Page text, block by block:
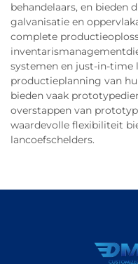
behandelaars, en bieden
galvanisatie en
complete
systemen en just-in-time
productieplanning van
bieden vaak
overstappen van
waardevolle flexibiliteit
lancoefschelders.